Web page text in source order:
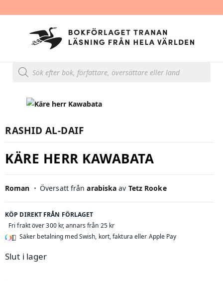
Produktsökning
RASHID AL-DAIF
KÄRE HERR KAWABATA
Roman ⋅Översatt frånarabiska av Tetz Rooke
KÖP DIREKT FRÅN FÖRLAGET
Fri frakt över 300 kr, annars från 25 kr
Säker betalning med Swish, kort, faktura eller Apple Pay
Slut i lager